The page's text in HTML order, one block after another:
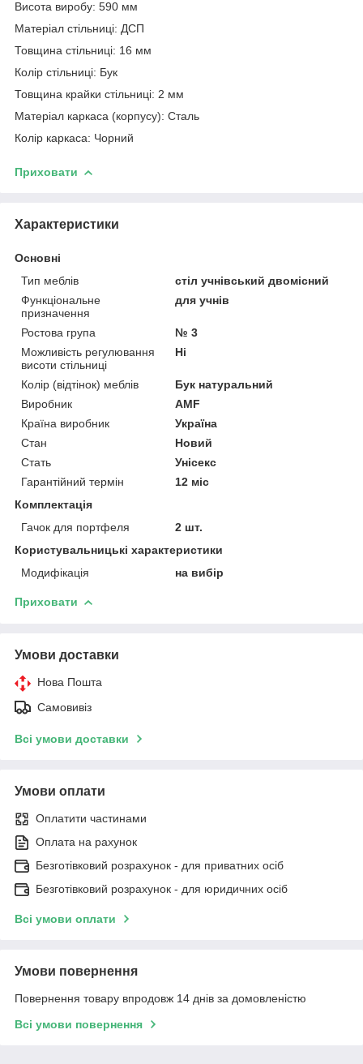
Висота виробу: 590 мм
Матеріал стільниці: ДСП
Товщина стільниці: 16 мм
Колір стільниці: Бук
Товщина крайки стільниці: 2 мм
Матеріал каркаса (корпусу): Сталь
Колір каркаса: Чорний
Приховати
Характеристики
Основні
Тип меблів
стіл учнівський двомісний
Функціональне
призначення
для учнів
Ростова група
№ 3
Можливість регулювання
висоти стільниці
Ні
Колір (відтінок) меблів
Бук натуральний
Виробник
AMF
Країна виробник
Україна
Стан
Новий
Стать
Унісекс
Гарантійний термін
12 міс
Комплектація
Гачок для портфеля
2 шт.
Користувальницькі характеристики
Модифікація
на вибір
Приховати
Умови доставки
Нова Пошта
Самовивіз
Всі умови доставки
Умови оплати
Оплатити частинами
Оплата на рахунок
Безготівковий розрахунок - для приватних осіб
Безготівковий розрахунок - для юридичних осіб
Всі умови оплати
Умови повернення
Повернення товару впродовж 14 днів за домовленістю
Всі умови повернення